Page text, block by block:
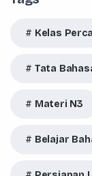
Kelas
Tata
Materi N3
Belajar